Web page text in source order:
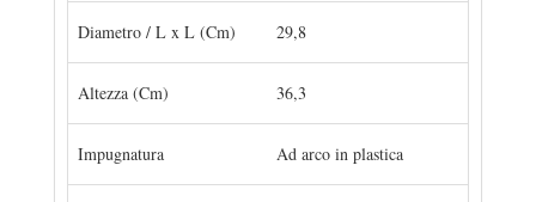
Diametro / L x L (Cm) 29,8
Altezza (Cm) 36,3
Impugnatura Ad arco in plastica